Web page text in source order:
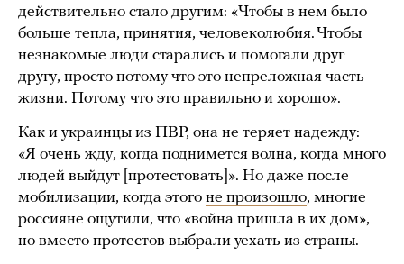
действительно стало другим: «Чтобы в нем было
больше тепла, принятия, человеколюбия. Чтобы
незнакомые люди старались и помогали друг
другу, просто потому что это непреложная часть
жизни. Потому что это правильно и хорошо».
Как и украинцы из ПВР, она не теряет надежду:
«Я очень жду, когда поднимется волна, когда много
людей выйдут [протестовать]». Но даже после
мобилизации, когда этого не произошло, многие
россияне ощутили, что «война пришла в их дом»,
но вместо протестов выбрали уехать из страны.